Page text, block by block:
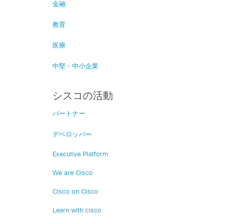
金融
教育
医療
中堅・中小企業
シスコの活動
パートナー
デベロッパー
Executive Platform
We are Cisco
Cisco on Cisco
Learn with cisco